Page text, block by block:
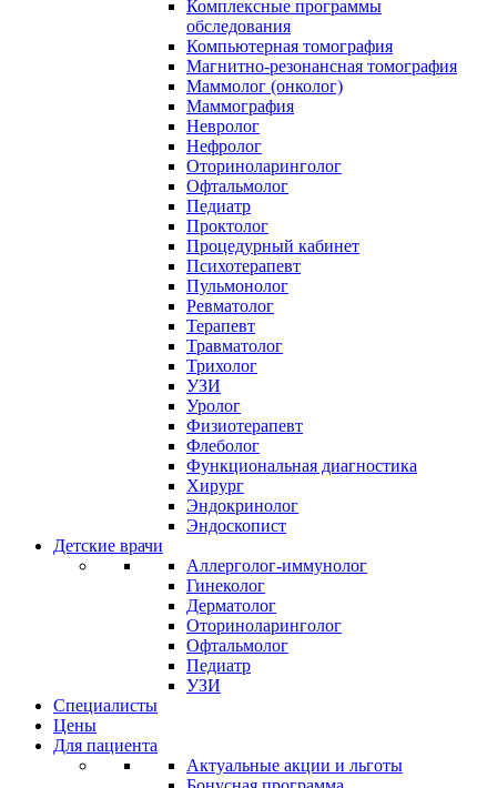
Комплексные программы
обследования
Компьютерная томография
Магнитно-резонансная томография
Маммолог (онколог)
Маммография
Невролог
Нефролог
Оториноларинголог
Офтальмолог
Педиатр
Проктолог
Процедурный кабинет
Психотерапевт
Пульмонолог
Ревматолог
Терапевт
Травматолог
Трихолог
УЗИ
Уролог
Физиотерапевт
Флеболог
Функциональная диагностика
Хирург
Эндокринолог
Эндоскопист
Детские врачи
Аллерголог-иммунолог
Гинеколог
Дерматолог
Оториноларинголог
Офтальмолог
Педиатр
УЗИ
Специалисты
Цены
Для пациента
Актуальные акции и льготы